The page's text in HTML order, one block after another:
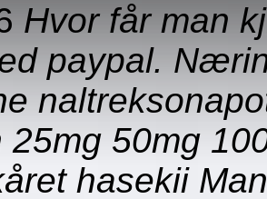
Hvor får man
paypal.
25mg 50mg
hasekii